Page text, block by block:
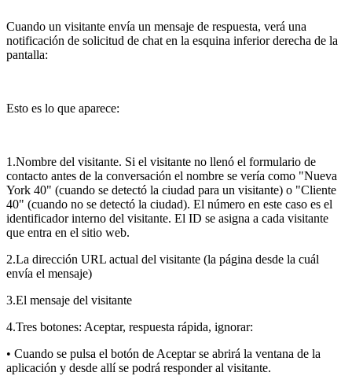
Cuando un visitante envía un mensaje de respuesta, verá una
notificación de solicitud de chat en la esquina inferior derecha de la
pantalla:
Esto es lo que aparece:
1.Nombre del visitante. Si el visitante no llenó el formulario de
contacto antes de la conversación el nombre se vería como "Nueva
York 40" (cuando se detectó la ciudad para un visitante) o "Cliente
40" (cuando no se detectó la ciudad). El número en este caso es el
identificador interno del visitante. El ID se asigna a cada visitante
que entra en el sitio web.
2.La dirección URL actual del visitante (la página desde la cuál
envía el mensaje)
3.El mensaje del visitante
4.Tres botones: Aceptar, respuesta rápida, ignorar:
• Cuando se pulsa el botón de Aceptar se abrirá la ventana de la
aplicación y desde allí se podrá responder al visitante.